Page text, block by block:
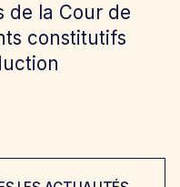
de la Cour de
constitutifs